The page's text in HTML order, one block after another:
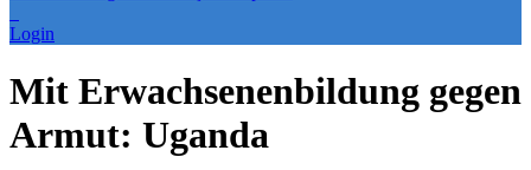
Login
Mit Erwachsenenbildung gegen
Armut: Uganda